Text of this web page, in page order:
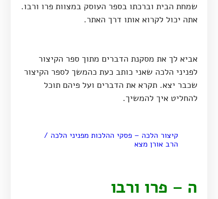
שמחת הבית וברכתו בספר העוסק במצוות פרו ורבו.
אתה יכול לקרוא אותו דרך האתר.
אביא לך את מסקנת הדברים מתוך ספר הקיצור
לפניני הלכה שאני כותב כעת כהמשך לספר הקיצור
שכבר יצא. תקרא את הדברים ועל פיהם תוכל
להחליט איך להמשיך.
קיצור הלכה – פסקי ההלכות מפניני הלכה /
הרב אורן מצא
ה – פרו ורבו